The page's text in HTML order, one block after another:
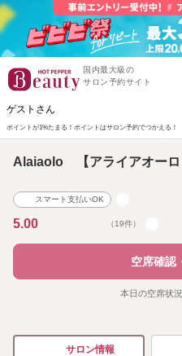
国内最大級の
サロン予約サイト
ゲストさん
ポイントが1%たまる！ ポイントはサロン予約でつかえる！
Alaiaolo 【アライアオーロ
スマート支払いOK
5.00 （19件）
空席確認
本日の空席状況
サロン情報